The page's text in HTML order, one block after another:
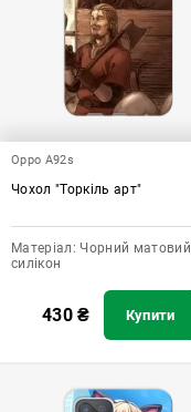
Oppo A92s
Чохол "Торкіль арт"
Матеріал: Чорний матовий
силікон
430₴ Купити